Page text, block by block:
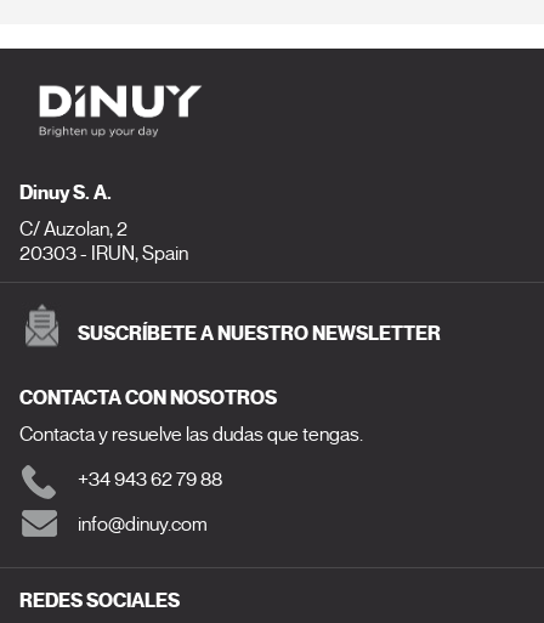
Dinuy S. A.
C/ Auzolan, 2
20303 - IRUN, Spain
SUSCRÍBETE A NUESTRO NEWSLETTER
CONTACTA CON NOSOTROS
Contacta y resuelve las dudas que tengas.
+34 943 62 79 88
info@dinuy.com
REDES SOCIALES